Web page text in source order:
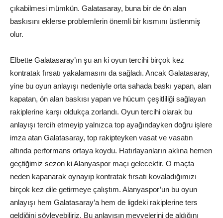
çıkabilmesi mümkün. Galatasaray, buna bir de ön alan
baskısını eklerse problemlerin önemli bir kısmını üstlenmiş
olur.
Elbette Galatasaray’ın şu an ki oyun tercihi birçok kez
kontratak fırsatı yakalamasını da sağladı. Ancak Galatasaray,
yine bu oyun anlayışı nedeniyle orta sahada baskı yapan, alan
kapatan, ön alan baskısı yapan ve hücum çeşitliliği sağlayan
rakiplerine karşı oldukça zorlandı. Oyun tercihi olarak bu
anlayışı tercih etmeyip yalnızca top ayağındayken doğru işlere
imza atan Galatasaray, top rakipteyken vasat ve vasatın
altında performans ortaya koydu. Hatırlayanların aklına hemen
geçtiğimiz sezon ki Alanyaspor maçı gelecektir. O maçta
neden kapanarak oynayıp kontratak fırsatı kovaladığımızı
birçok kez dile getirmeye çalıştım. Alanyaspor’un bu oyun
anlayışı hem Galatasaray’a hem de ligdeki rakiplerine ters
geldiğini söyleyebiliriz. Bu anlayışın meyvelerini de aldığını